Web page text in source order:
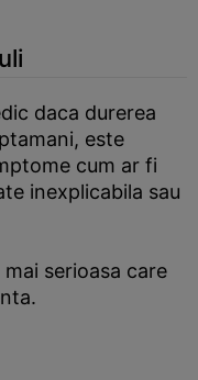
daca durerea
este
cum ar fi
inexplicabila sau
serioasa care